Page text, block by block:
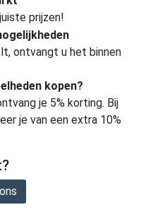
prijzen!
ontvangt u het binnen
kopen?
je 5% korting. Bij
je van een extra 10%